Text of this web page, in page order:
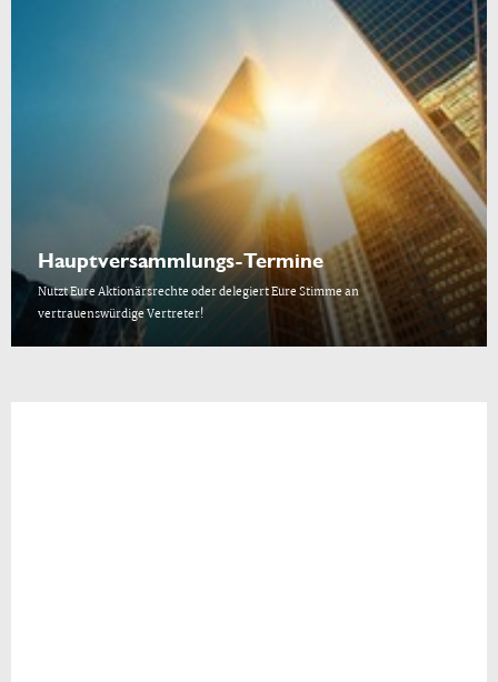
Hauptversammlungs-Termine
Nutzt Eure Aktionärsrechte oder delegiert Eure Stimme an
vertrauenswürdige Vertreter!